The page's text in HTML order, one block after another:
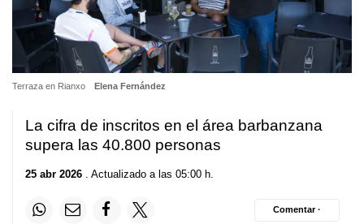
Terraza en Rianxo Elena Fernández
La cifra de inscritos en el área barbanzana
supera las 40.800 personas
25 abr 2026 . Actualizado a las 05:00 h.
Comentar ·